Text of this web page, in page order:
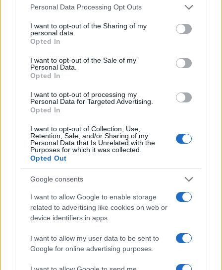
Please note that this website/app uses one or more Google
not limited to your visit or usage behaviour. You may click to
grant or deny consent to Google and its third-party tags to
use your data for below specified purposes in below Google
consent section.
Personal Data Processing Opt Outs
I want to opt-out of the Sharing of my
personal data.
Opted In
I want to opt-out of the Sale of my
Personal Data.
Opted In
I want to opt-out of processing my
Personal Data for Targeted Advertising.
Opted In
I want to opt-out of Collection, Use,
Retention, Sale, and/or Sharing of my
Personal Data that Is Unrelated with the
Purposes for which it was collected.
Opted Out
Google consents
I want to allow Google to enable storage
related to advertising like cookies on web or
device identifiers in apps.
I want to allow my user data to be sent to
Google for online advertising purposes.
ETF of stock picking: vergelijk kosten, risico en rendement
INVESTERINGEN
De beste strategieën voor langetermijninvesteringen in België
INVESTERINGEN